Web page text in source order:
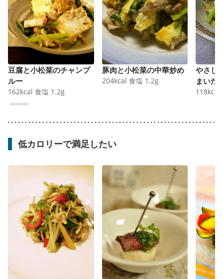
豆腐と小松菜のチャンプ
ルー
162kcal 食塩 1.2g
豚肉と小松菜の中華炒め
204kcal 食塩 1.2g
やさし
まいた
118kcal
低カロリーで満足したい